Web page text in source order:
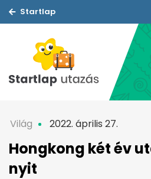
Startlap
Világ 2022. április 27.
Hongkong két év
nyit